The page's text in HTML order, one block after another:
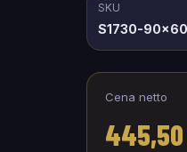
SKU
S1730-90x60
Cena netto
445,50